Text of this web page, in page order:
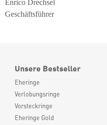
Enrico Drechsel
Geschäftsführer
Unsere Bestseller
Eheringe
Verlobungsringe
Vorsteckringe
Eheringe Gold